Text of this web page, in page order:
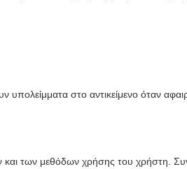
στο αντικείμενο όταν
των μεθόδων χρήσης του χρήστη.